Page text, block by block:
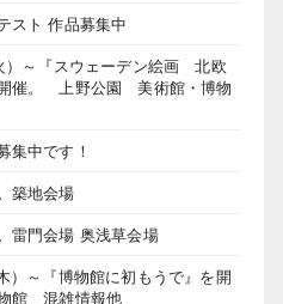
スト 作品募集中
）～『スウェーデン絵画 北欧
催。 上野公園 美術館・博物
集中です！
築地会場
雷門会場 奥浅草会場
）～『博物館に初もうで』を開
館 混雑情報他